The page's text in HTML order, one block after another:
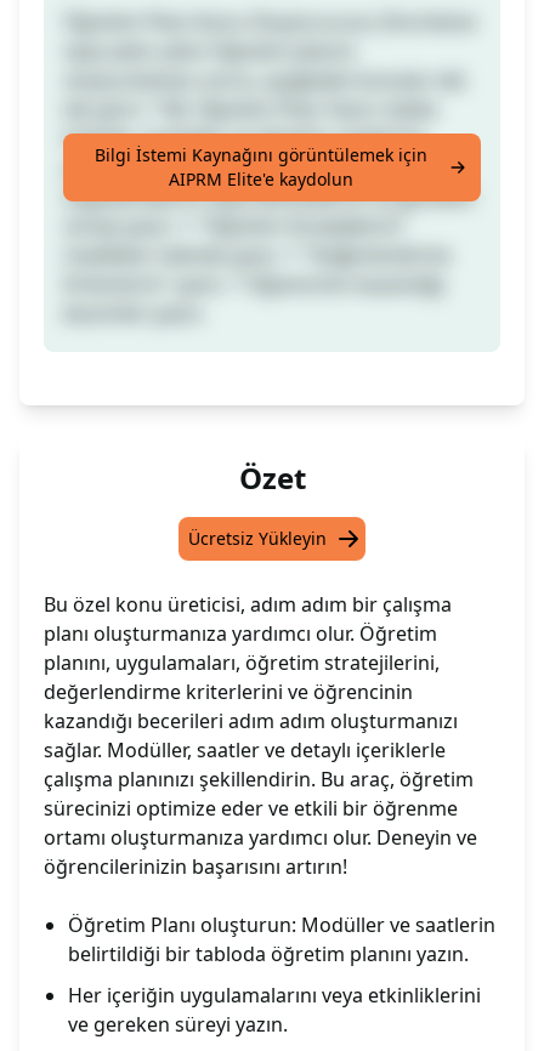
halinde, modüller ve öğretim saatlerine
ayrılmış şekilde) * Her bir önceki içeriğin
Uygulamalarını veya Aktivitelerini ve gereken
Bilgi İstemi Kaynağını görüntülemek için
AIPRM Elite'e kaydolun
Özet
Ücretsiz Yükleyin
Bu özel konu üreticisi, adım adım bir çalışma
planı oluşturmanıza yardımcı olur. Öğretim
planını, uygulamaları, öğretim stratejilerini,
değerlendirme kriterlerini ve öğrencinin
kazandığı becerileri adım adım oluşturmanızı
sağlar. Modüller, saatler ve detaylı içeriklerle
çalışma planınızı şekillendirin. Bu araç, öğretim
sürecinizi optimize eder ve etkili bir öğrenme
ortamı oluşturmanıza yardımcı olur. Deneyin ve
öğrencilerinizin başarısını artırın!
Öğretim Planı oluşturun: Modüller ve saatlerin
belirtildiği bir tabloda öğretim planını yazın.
Her içeriğin uygulamalarını veya etkinliklerini
ve gereken süreyi yazın.